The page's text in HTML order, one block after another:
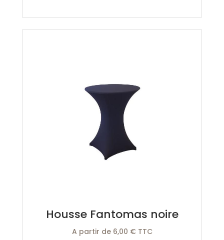
Housse Fantomas noire
A partir de 6,00 € TTC